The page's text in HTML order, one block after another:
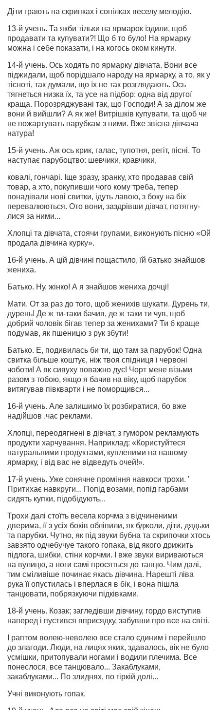
Діти грають на скрипках і сопілках веселу мелодію.
13-й учень. Та якби тільки на ярмарок їздили, щоб
продавати та купувати?! Що б то було! На ярмар­ку
можна і себе показати, і на когось оком кинути.
14-й учень. Ось ходять по ярмарку дівчата. Вони все
піджидали, щоб порідшало народу на ярмарку, а то, як у
тісноті, так думали, що їх не так розглядають. Ось
тягнеться низка їх, та усе на підбор: одна від другої
краща. Порозряджувані так, що Господи! А за ділом же
вони й вийшли? А як же! Витрішків купувати, та щоб чи
не пожартувать парубкам з ними. Вже звісна дівчача
натура!
15-й учень. Аж ось крик, галас, тупотня, регіт, пісні. То
наступає парубоцтво: шевчики, кравчики,
ковалі, гончарі. Іще зразу, зранку, хто продавав свій
товар, а хто, покупивши чого кому треба, тепер
понадівали нові свитки, ідуть лавою, з боку на бік
перевалюються. Ото вони, заздрівши дівчат, потягну­
лися за ними...
Хлопці та дівчата, стоячи групами, виконують пісню «Ой
продала дівчина курку».
16-й учень. А цій дівчині пощастило, їй батько знайшов
жениха.
Батько. Ну, жінко! А я знайшов жениха дочці!
Мати. От за раз до того, щоб женихів шукати. Дурень ти,
дурень! Де ж ти-таки бачив, де ж таки ти чув, щоб
добрий чоловік бігав тепер за женихами? Ти б краще
подумав, як пшеницю з рук збути!
Батько. Е, подивилась би ти, що там за парубок! Одна
свитка більше коштує, ніж твоя спідниця і червоні
чоботи! А як сивуху поважно дує! Чорт мене візьми
разом з тобою, якщо я бачив на віку, щоб парубок
витягував півкварти і не поморщився...
16-й учень. Але залишимо їх розбиратися, бо вже
надійшов .час реклами.
Хлопці, переодягнені в дівчат, з гумором рекламу­ють
продукти харчування. Наприклад: «Користуйтеся
натуральними продуктами, купленими на нашому
ярмарку, і від вас не відведуть очей!».
17-й учень. Уже сонячне проміння навкоси трохи. '
Притихає навкруги... Попід возами, попід гарбами
сидять купки, підобідують...
Трохи далі стоїть весела корчма з відчиненими
дверима, її з усіх боків обліпили, як бджоли, діти, дядьки
та парубки. Чутно, як під звуки бубна та скрипочки хтось
завзято одчебучуе такого гопака, від якого дрижить
підлога, шибки, стіни корчми. І вже звуки вириваються
на вулицю, а ноги самі просяться до танцю. Чим далі,
тим сміливіше починає якась дівчина. Нарешті ліва
рука її опустилась і вперлася в бік, і вона пішла
танцювати, побрязкуючи підківками.
18-й учень. Козак; загледівши дівчину, гордо виступив
наперед і пустився вприсядку, забувши про все на світі.
І раптом волею-неволею все стало єдиним і перейшло
до злагоди. Люди, на лицях яких, здавалось, вік не було
усмішки, притопували ногами і водили плечима. Все
понеслося, все танцювало... Закаблука­ми,
закаблуками... По злиднях, по гіркій долі...
Учні виконують гопак.